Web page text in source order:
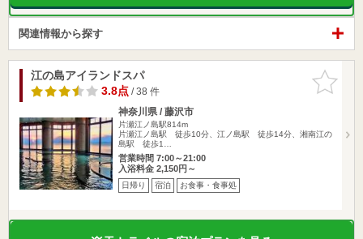
関連情報から探す
お気に入
りに追加
江の島アイランドスパ
3.8点/ 38 件
神奈川県 / 藤沢市
片瀬江ノ島駅814m
片瀬江ノ島駅 徒歩10分、江ノ島駅 徒歩14分、湘南江の
島駅 徒歩1…
営業時間 7:00～21:00
入浴料金 2,150円～
日帰り 宿泊 お食事・食事処